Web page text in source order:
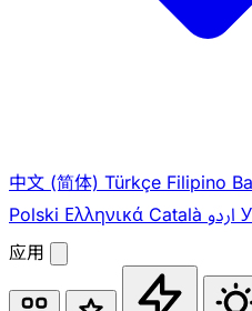
中文 (简体) Türkçe Filipino
Polski Ελληνικά Català
应用